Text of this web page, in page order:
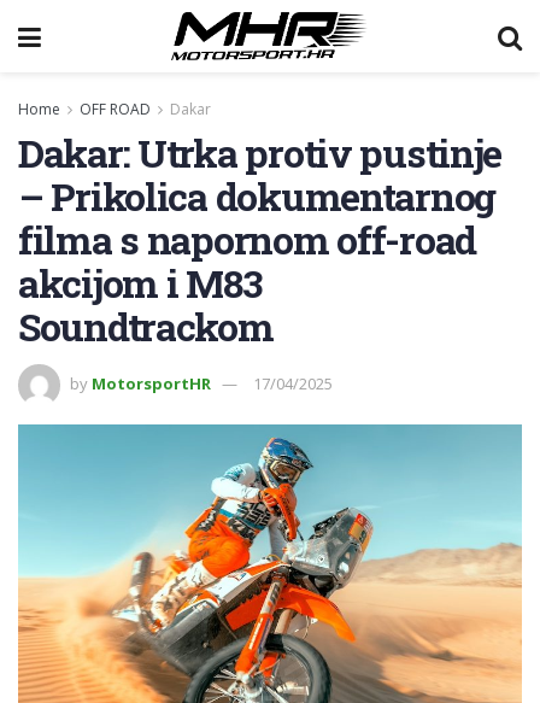
Home OFF ROAD Dakar
Dakar: Utrka protiv pustinje
– Prikolica dokumentarnog
filma s napornom off-road
akcijom i M83
Soundtrackom
by MotorsportHR 17/04/2025